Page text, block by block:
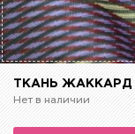
ТКАНЬ ЖАККАРД
Нет в наличии